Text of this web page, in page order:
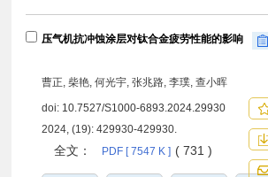
压气机抗冲蚀涂层对钛合金疲劳性能的影响
曹正, 柴艳, 何光宇, 张兆路, 李璞, 查小晖
doi: 10.7527/S1000-6893.2024.29930
2024, (19): 429930-429930.
全文： PDF [ 7547 K ] ( 731 )